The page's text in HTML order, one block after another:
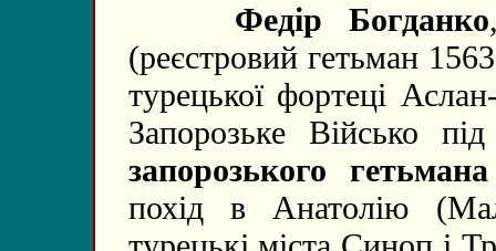
Федір Богданко
(реєстровий гетьман
турецької фортеці
Запорозьке Військо
запорозького
похід в Анатолію